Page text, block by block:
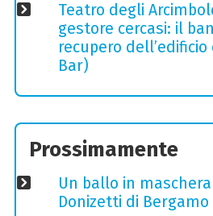
Teatro degli
gestore cercasi: il
recupero dell’edificio
Bar)
Prossimamente
Un ballo in
Donizetti di Bergamo